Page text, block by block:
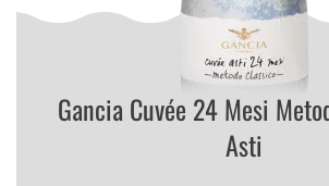
Gancia Cuvée 24 Mesi
Asti